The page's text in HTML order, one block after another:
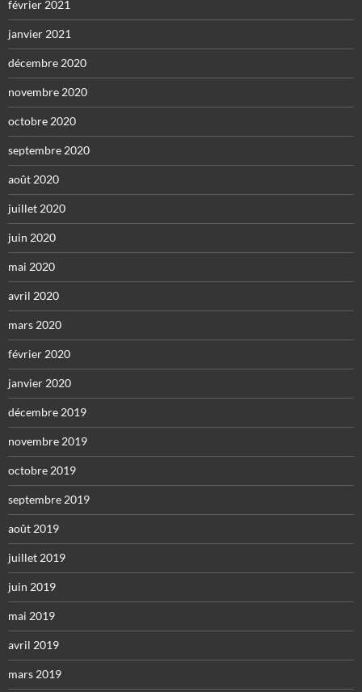
février 2021
janvier 2021
décembre 2020
novembre 2020
octobre 2020
septembre 2020
août 2020
juillet 2020
juin 2020
mai 2020
avril 2020
mars 2020
février 2020
janvier 2020
décembre 2019
novembre 2019
octobre 2019
septembre 2019
août 2019
juillet 2019
juin 2019
mai 2019
avril 2019
mars 2019